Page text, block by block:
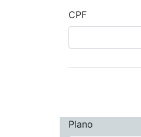
CPF
Plano